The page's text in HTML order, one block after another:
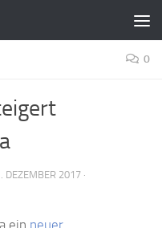
0
DEZEMBER 2017 ·
ein neuer